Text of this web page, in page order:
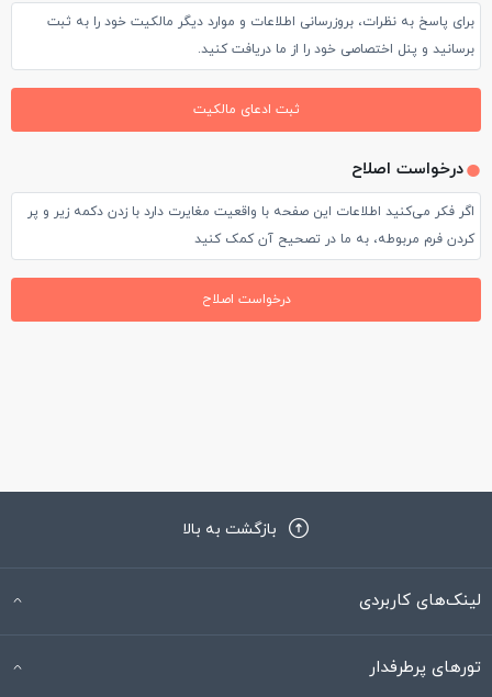
مجموع این محل پارامترهایی که برای ما مهم بود مانند ساکت بودن
اتاق و تمیزی را داشت اما سایز اتاق کمی کوچک بود.
برای پاسخ به نظرات، بروزرسانی اطلاعات و موارد دیگر مالکیت خود را به ثبت
برسانید و پنل اختصاصی خود را از ما دریافت کنید.
ثبت ادعای مالکیت
درخواست اصلاح
اگر فکر می‌کنید اطلاعات این صفحه با واقعیت مغایرت دارد با زدن دکمه زیر و پر
کردن فرم مربوطه، به ما در تصحیح آن کمک کنید
درخواست اصلاح
بازگشت به بالا
لینک‌های کاربردی
تورهای پرطرفدار